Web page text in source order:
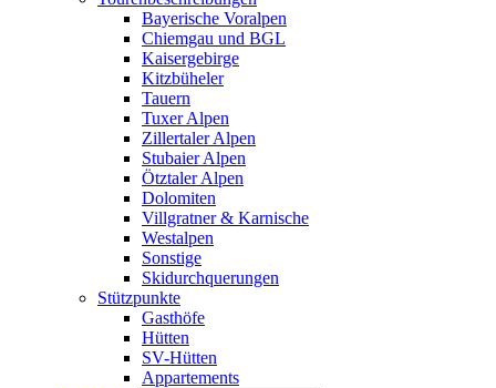
Bayerische Voralpen
Chiemgau und BGL
Kaisergebirge
Kitzbüheler
Tauern
Tuxer Alpen
Zillertaler Alpen
Stubaier Alpen
Ötztaler Alpen
Dolomiten
Villgratner & Karnische
Westalpen
Sonstige
Skidurchquerungen
Stützpunkte
Gasthöfe
Hütten
SV-Hütten
Appartements